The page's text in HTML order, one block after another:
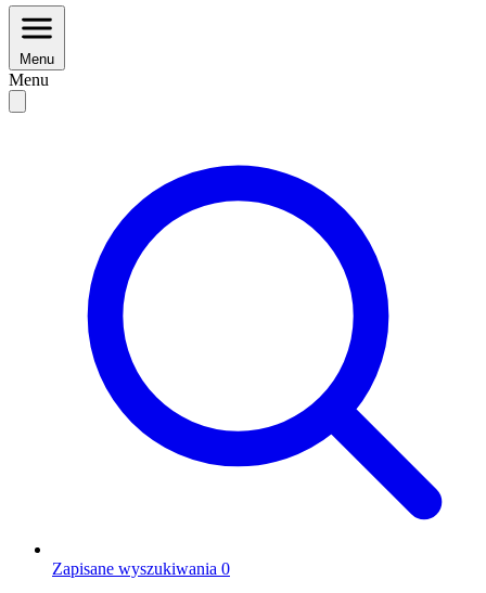
Menu
Menu
Zapisane wyszukiwania 0